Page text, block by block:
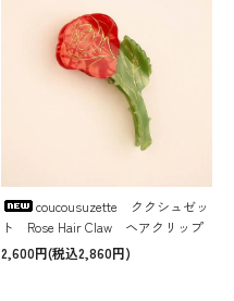
coucousuzette ククシュゼッ
ト Rose Hair Claw ヘアクリップ
2,600円(税込2,860円)